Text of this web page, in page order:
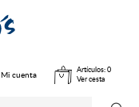
Mi cuenta Artículos:0
Ver cesta